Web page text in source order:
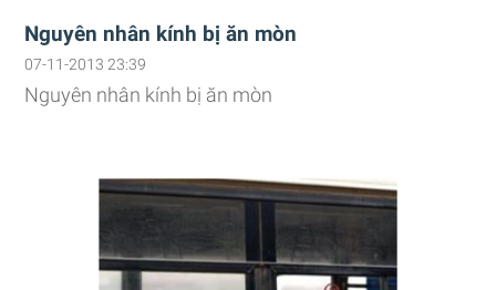
Nguyên nhân kính bị ăn mòn
07-11-2013 23:39
Nguyên nhân kính bị ăn mòn